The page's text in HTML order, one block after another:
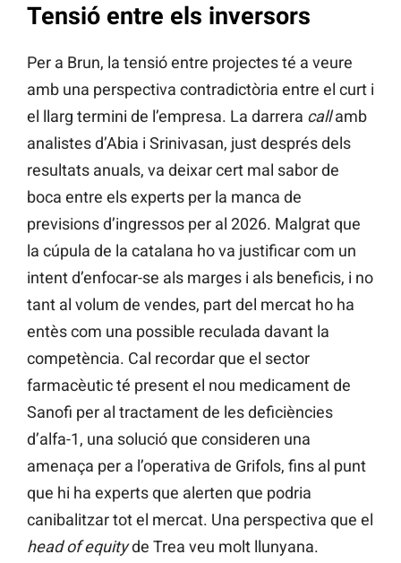
Tensió entre els inversors
Per a Brun, la tensió entre projectes té a veure
amb una perspectiva contradictòria entre el curt i
el llarg termini de l’empresa. La darrera callamb
analistes d’Abia i Srinivasan, just després dels
resultats anuals, va deixar cert mal sabor de
boca entre els experts per la manca de
previsions d’ingressos per al 2026. Malgrat que
la cúpula de la catalana ho va justificar com un
intent d’enfocar-se als marges i als beneficis, i no
tant al volum de vendes, part del mercat ho ha
entès com una possible reculada davant la
competència. Cal recordar que el sector
farmacèutic té present el nou medicament de
Sanofi per al tractament de les deficiències
d’alfa-1, una solució que consideren una
amenaça per a l’operativa de Grifols, fins al punt
que hi ha experts que alerten que podria
canibalitzar tot el mercat. Una perspectiva que el
head of equityde Trea veu molt llunyana.